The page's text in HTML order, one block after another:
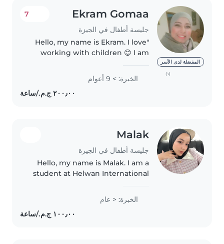
المفضلة لدى الأسر
(١)
Ekram Gomaa
جليسة أطفال في الجيزة
7
"Hello, my name is Ekram. I love
working with children 😊 I am
help with meals, playing, and
homework. I would be happy to
take care of your children..
الخبرة: > 9 أعوام
Malak
جليسة أطفال في الجيزة
Hello, my name is Malak. I am a
student at Helwan International
like spending time with children
الخبرة: < عام